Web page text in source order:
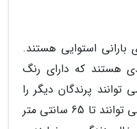
بارانی استوایی هستند.
هستند که دارای رنگ
پرندگان دیگر را
جذب نمایند. بزرگترین توکان ها می توانند تا 65 سانتی متر